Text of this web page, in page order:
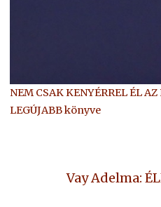
NEM CSAK KENYÉRREL ÉL
LEGÚJABB könyve
Vay Adelma: